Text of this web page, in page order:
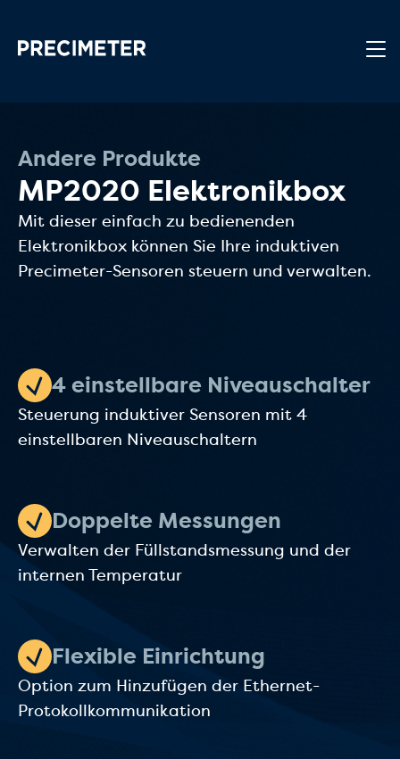
Andere Produkte
MP2020 Elektronikbox
Mit dieser einfach zu bedienenden
Elektronikbox können Sie Ihre induktiven
Precimeter-Sensoren steuern und verwalten.
4 einstellbare Niveauschalter
Steuerung induktiver Sensoren mit 4
einstellbaren Niveauschaltern
Doppelte Messungen
Verwalten der Füllstandsmessung und der
internen Temperatur
Flexible Einrichtung
Option zum Hinzufügen der Ethernet-
Protokollkommunikation